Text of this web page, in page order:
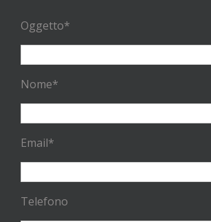
Oggetto*
Nome*
Email*
Telefono